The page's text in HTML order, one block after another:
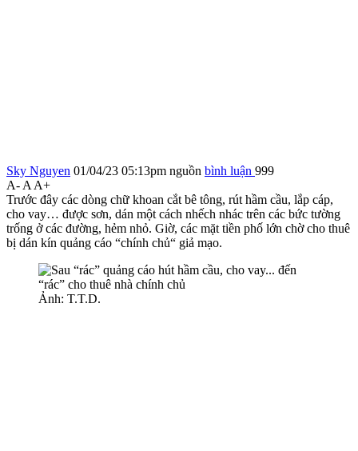
Sky Nguyen 01/04/23 05:13pm nguồn bình luận 999
A- A A+
Trước đây các dòng chữ khoan cắt bê tông, rút hầm cầu, lắp cáp,
cho vay… được sơn, dán một cách nhếch nhác trên các bức tường
trống ở các đường, hẻm nhỏ. Giờ, các mặt tiền phố lớn chờ cho thuê
bị dán kín quảng cáo “chính chủ“ giả mạo.
Ảnh: T.T.D.